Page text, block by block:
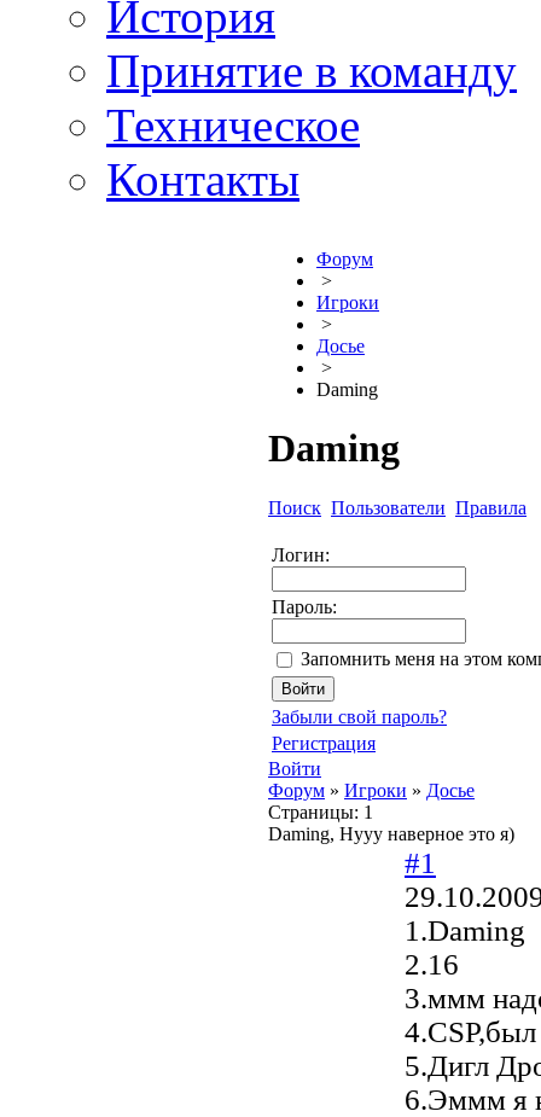
История
Принятие в команду
Техническое
Контакты
Форум
>
Игроки
>
Досье
>
Daming
Daming
Поиск Пользователи Правила
Логин:
Пароль:
Запомнить меня на этом
Забыли свой пароль?
Регистрация
Войти
Форум » Игроки » Досье
Страницы: 1
Daming, Нууу наверное это я)
#1
1.Daming
2.16
3.ммм
5.Дигл
6.Эммм я